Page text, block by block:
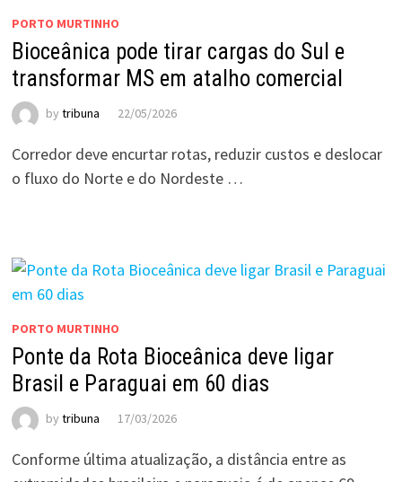
PORTO MURTINHO
Bioceânica pode tirar cargas do Sul e
transformar MS em atalho comercial
by tribuna 22/05/2026
Corredor deve encurtar rotas, reduzir custos e deslocar
o fluxo do Norte e do Nordeste …
PORTO MURTINHO
Ponte da Rota Bioceânica deve ligar
Brasil e Paraguai em 60 dias
by tribuna 17/03/2026
Conforme última atualização, a distância entre as